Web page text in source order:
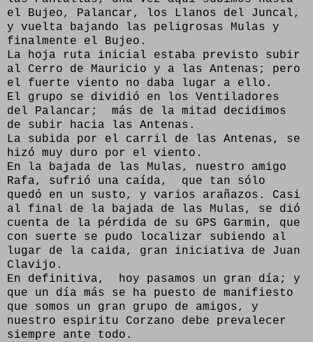
el Bujeo, Palancar, los Llanos del Juncal,
y vuelta bajando las peligrosas Mulas y
finalmente el Bujeo.
La hoja ruta inicial estaba previsto subir
al Cerro de Mauricio y a las Antenas; pero
el fuerte viento no daba lugar a ello.
El grupo se dividió en los Ventiladores
del Palancar; más de la mitad decidimos
de subir hacia las Antenas.
La subida por el carril de las Antenas, se
hizó muy duro por el viento.
En la bajada de las Mulas, nuestro amigo
Rafa, sufrió una caída, que tan sólo
quedó en un susto, y varios arañazos. Casi
al final de la bajada de las Mulas, se dió
cuenta de la pérdida de su GPS Garmin, que
con suerte se pudo localizar subiendo al
lugar de la caida, gran iniciativa de Juan
Clavijo.
En definitiva, hoy pasamos un gran día; y
que un día más se ha puesto de manifiesto
que somos un gran grupo de amigos, y
nuestro espiritu Corzano debe prevalecer
siempre ante todo.